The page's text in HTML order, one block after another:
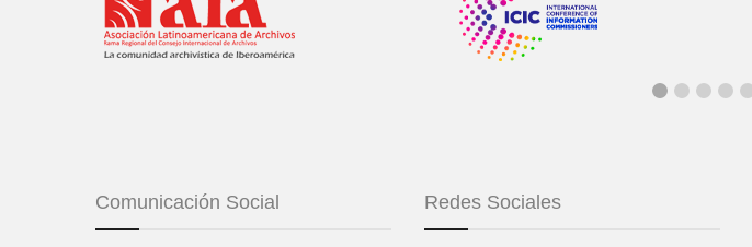
Comunicación Social Redes Sociales